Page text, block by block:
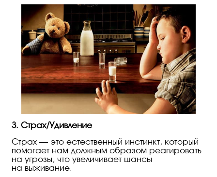
3. Страх/Удивление
Страх — это естественный инстинкт, который
помогает нам должным образом реагировать
на угрозы, что увеличивает шансы
на выживание.